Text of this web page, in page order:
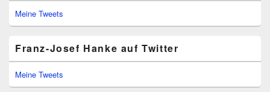
Meine Tweets
Franz-Josef Hanke auf Twitter
Meine Tweets